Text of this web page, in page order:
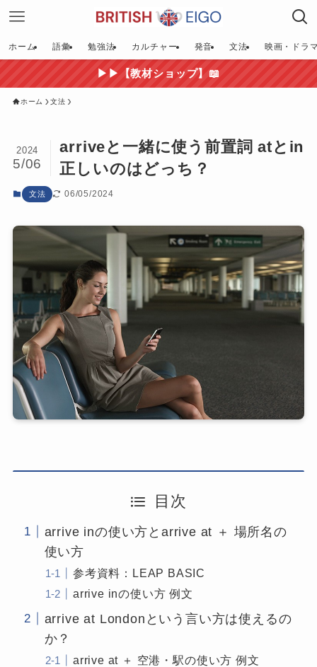
ホーム 語彙 勉強法 カルチャー 発音 文法 映画・ドラ
▶▶【教材ショップ】📖
ホーム 文法
arriveと一緒に使う前置詞 atとin
正しいのはどっち？
2024
5/06
文法 06/05/2024
目次
arrive inの使い方とarrive at ＋ 場所名の
使い方
参考資料：LEAP BASIC
arrive inの使い方 例文
arrive at Londonという言い方は使えるの
か？
arrive at ＋ 空港・駅の使い方 例文